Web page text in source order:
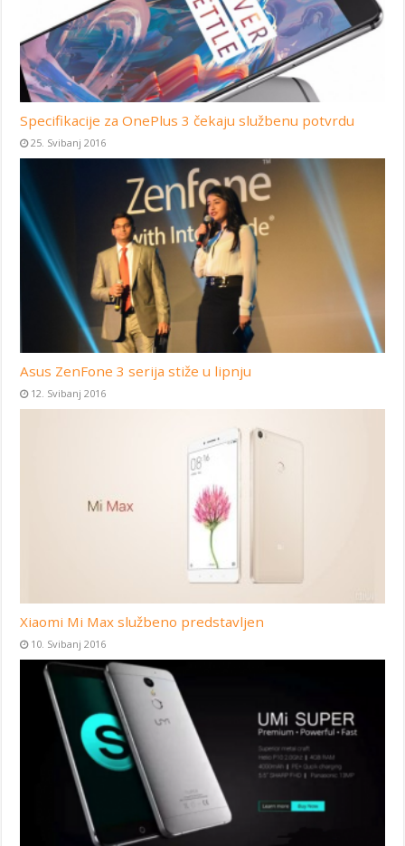
Specifikacije za OnePlus 3 čekaju službenu potvrdu
25. Svibanj 2016
Asus ZenFone 3 serija stiže u lipnju
12. Svibanj 2016
Xiaomi Mi Max službeno predstavljen
10. Svibanj 2016